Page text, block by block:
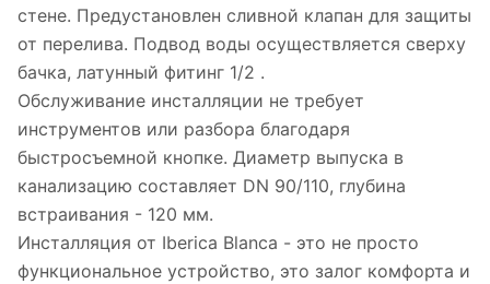
стене. Предустановлен сливной клапан для защиты
от перелива. Подвод воды осуществляется сверху
бачка, латунный фитинг 1/2 .
Обслуживание инсталляции не требует
инструментов или разбора благодаря
быстросъемной кнопке. Диаметр выпуска в
канализацию составляет DN 90/110, глубина
встраивания - 120 мм.
Инсталляция от Iberica Blanca - это не просто
функциональное устройство, это залог комфорта и